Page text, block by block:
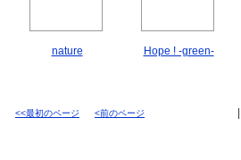
nature Hope ! -green-
<<最初のページ <前のページ